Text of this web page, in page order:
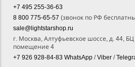
+7 495 255-36-63
8 800 775-65-57 (звонок по РФ
sale@lightstarshop.ru
г. Москва, Алтуфьевское шоссе, д. 44,
помещение 4
+7 926 928-84-83 WhatsApp /Viber /